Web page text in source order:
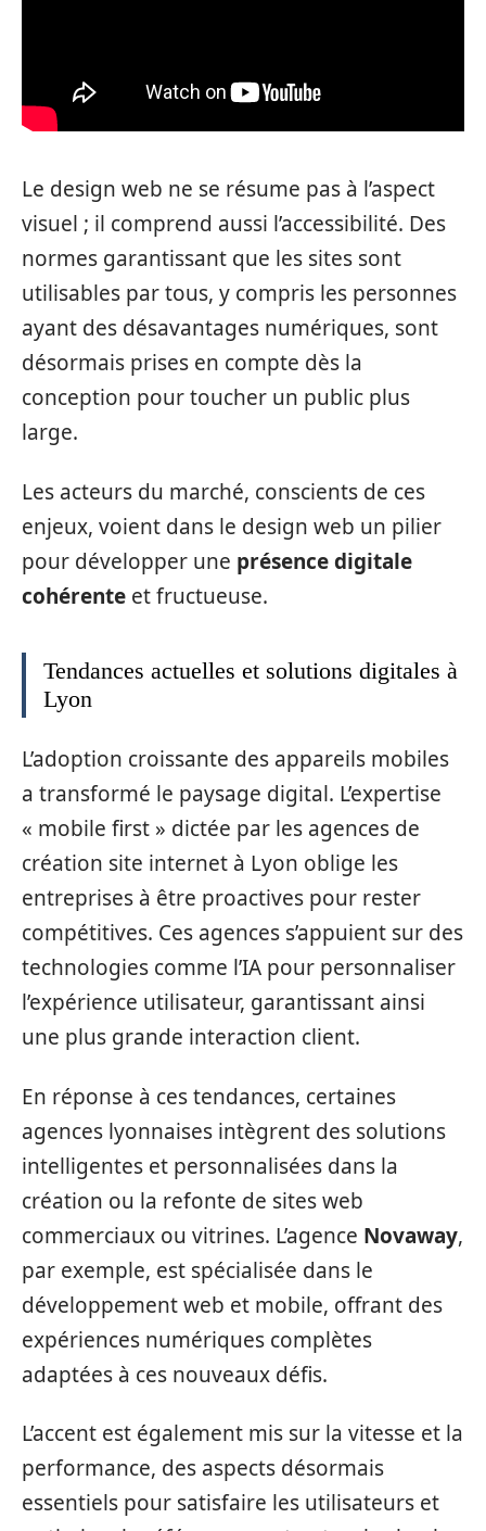
Le design web ne se résume pas à l’aspect
visuel ; il comprend aussi l’accessibilité. Des
normes garantissant que les sites sont
utilisables par tous, y compris les personnes
ayant des désavantages numériques, sont
désormais prises en compte dès la
conception pour toucher un public plus
large.
Les acteurs du marché, conscients de ces
enjeux, voient dans le design web un pilier
pour développer une présence digitale
cohérente et fructueuse.
Tendances actuelles et solutions digitales à
Lyon
L’adoption croissante des appareils mobiles
a transformé le paysage digital. L’expertise
« mobile first » dictée par les agences de
création site internet à Lyon oblige les
entreprises à être proactives pour rester
compétitives. Ces agences s’appuient sur des
technologies comme l’IA pour personnaliser
l’expérience utilisateur, garantissant ainsi
une plus grande interaction client.
En réponse à ces tendances, certaines
agences lyonnaises intègrent des solutions
intelligentes et personnalisées dans la
création ou la refonte de sites web
commerciaux ou vitrines. L’agence Novaway,
par exemple, est spécialisée dans le
développement web et mobile, offrant des
expériences numériques complètes
adaptées à ces nouveaux défis.
L’accent est également mis sur la vitesse et la
performance, des aspects désormais
essentiels pour satisfaire les utilisateurs et